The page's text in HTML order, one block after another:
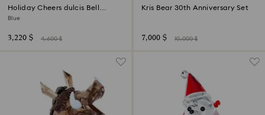
Holiday Cheers dulcis Bell
Ornament
Blue
3,220 $ 4,600 $
Kris Bear 30th Anniversary Set
7,000 $ 10,000 $